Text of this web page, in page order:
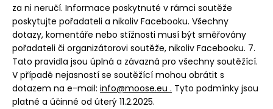
za ni neručí. Informace poskytnuté v rámci soutěže
poskytujte pořadateli a nikoliv Facebooku. Všechny
dotazy, komentáře nebo stížnosti musí být směřovány
pořadateli či organizátorovi soutěže, nikoliv Facebooku. 7.
Tato pravidla jsou úplná a závazná pro všechny soutěžící.
V případě nejasností se soutěžící mohou obrátit s
dotazem na e-mail: info@moose.eu . Tyto podmínky jsou
platné a účinné od úterý 11.2.2025.